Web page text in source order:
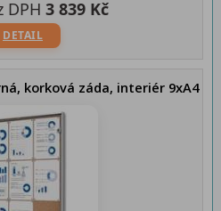
DETAIL
DPH 3 839 Kč
korková záda, interiér 9xA4